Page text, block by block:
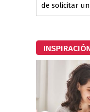
de solicitar